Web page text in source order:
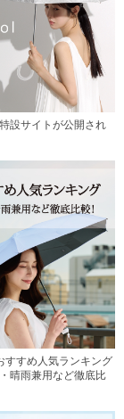
設サイトが公開され
すすめ人気ランキング
晴雨兼用など徹底比